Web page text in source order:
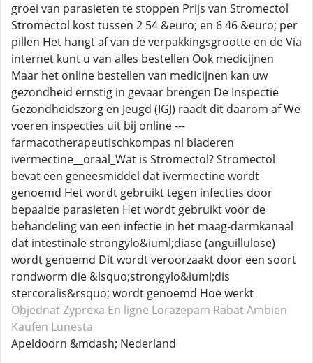
groei van parasieten te stoppen Prijs van Stromectol
Stromectol kost tussen 2 54 &euro; en 6 46 &euro; per
pillen Het hangt af van de verpakkingsgrootte en de Via
internet kunt u van alles bestellen Ook medicijnen
Maar het online bestellen van medicijnen kan uw
gezondheid ernstig in gevaar brengen De Inspectie
Gezondheidszorg en Jeugd (IGJ) raadt dit daarom af We
voeren inspecties uit bij online ---
farmacotherapeutischkompas nl bladeren
ivermectine__oraal_Wat is Stromectol? Stromectol
bevat een geneesmiddel dat ivermectine wordt
genoemd Het wordt gebruikt tegen infecties door
bepaalde parasieten Het wordt gebruikt voor de
behandeling van een infectie in het maag-darmkanaal
dat intestinale strongylo&iuml;diase (anguillulose)
wordt genoemd Dit wordt veroorzaakt door een soort
rondworm die &lsquo;strongylo&iuml;dis
stercoralis&rsquo; wordt genoemd Hoe werkt
Objednat Zyprexa En ligne Lorazepam Rabat Ambien
Kaufen Lunesta
Apeldoorn &mdash; Nederland